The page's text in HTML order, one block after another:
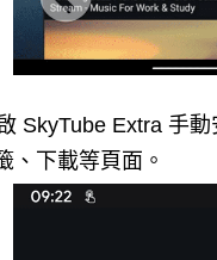
SkyTube Extra 手
、下載等頁面。